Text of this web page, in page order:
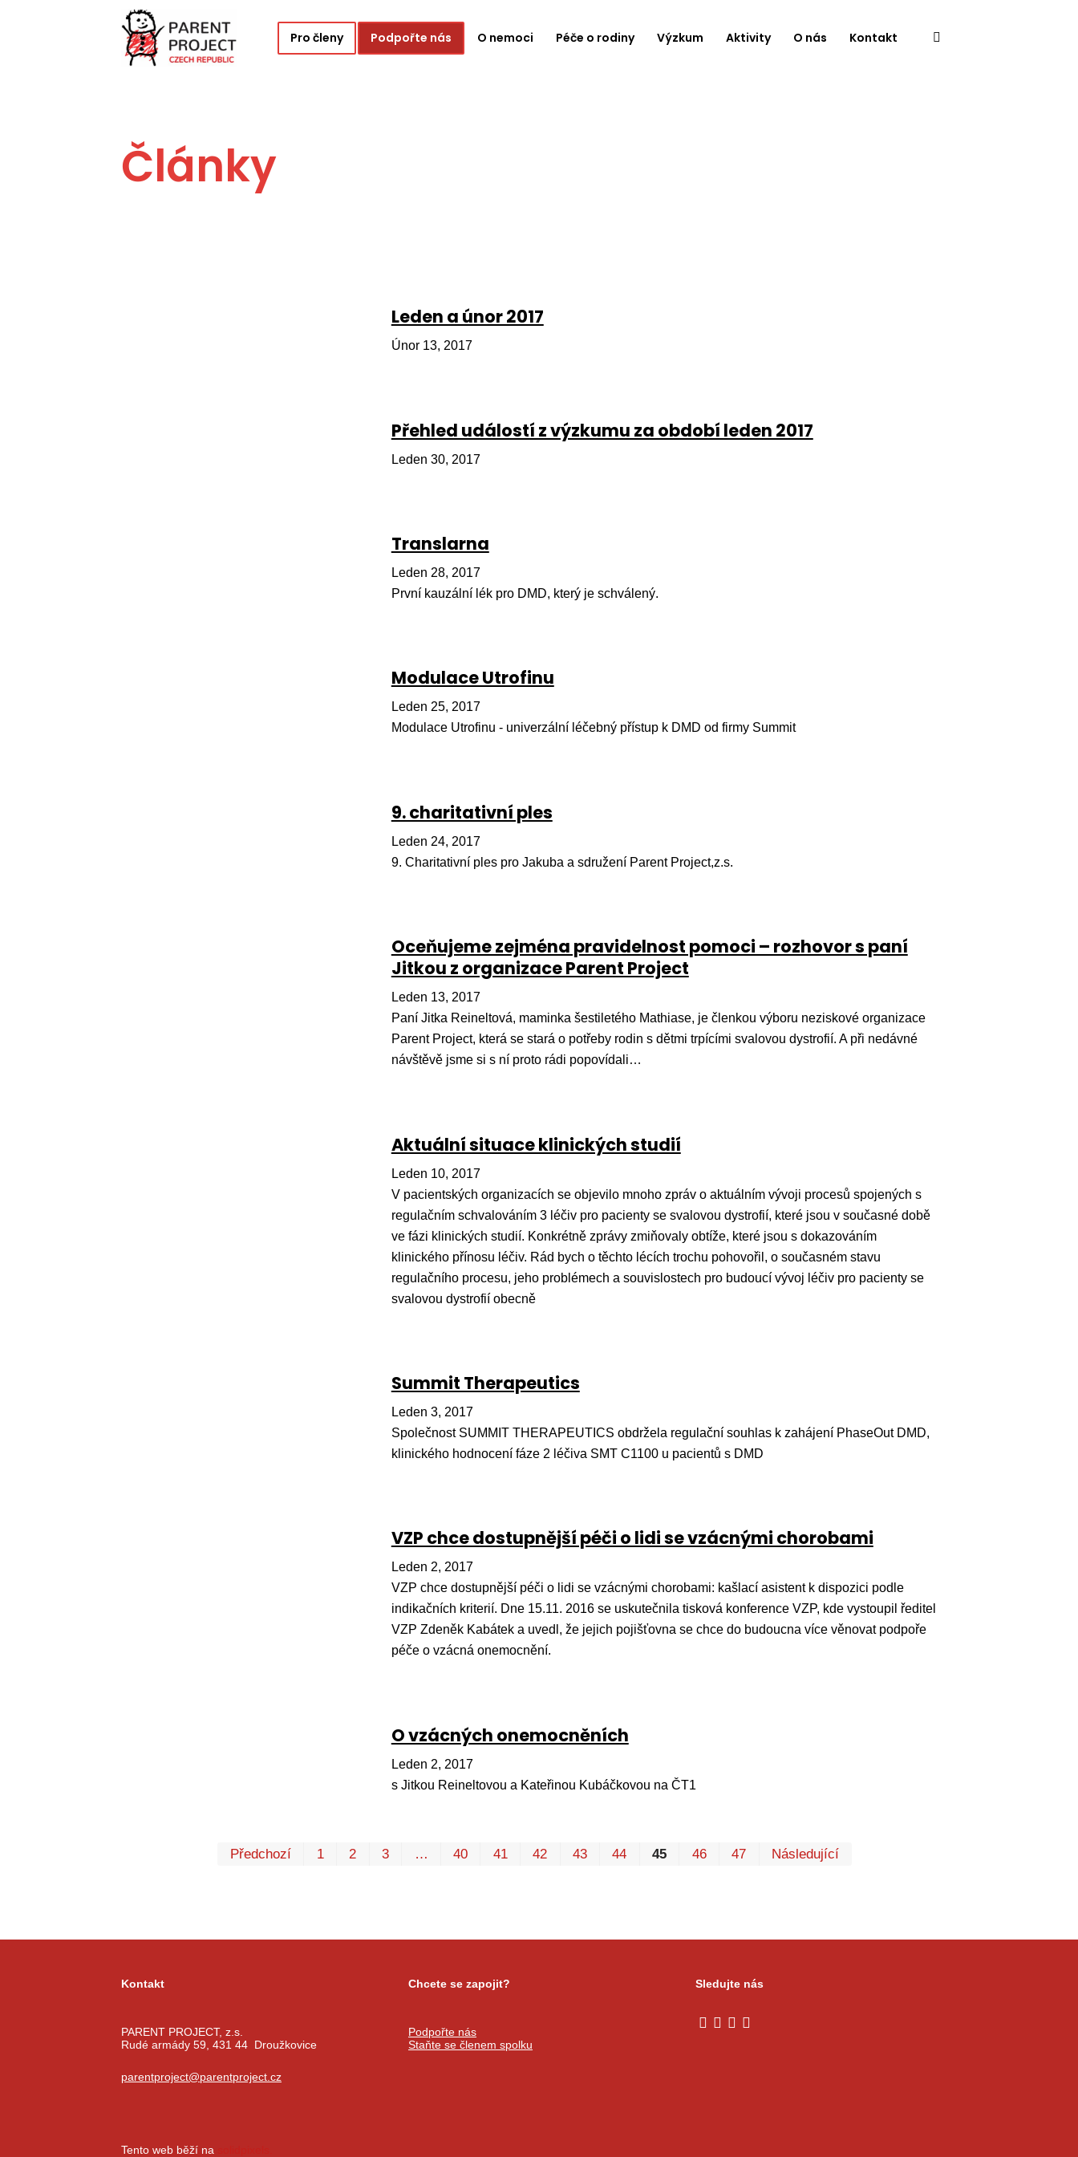
Pro členy Podpořte nás O nemoci Péče o rodiny Výzkum Aktivity O nás Kontakt
Články
Leden a únor 2017
Únor 13, 2017
Přehled událostí z výzkumu za období leden 2017
Leden 30, 2017
Translarna
Leden 28, 2017
První kauzální lék pro DMD, který je schválený.
Modulace Utrofinu
Leden 25, 2017
Modulace Utrofinu - univerzální léčebný přístup k DMD od firmy Summit
9. charitativní ples
Leden 24, 2017
9. Charitativní ples pro Jakuba a sdružení Parent Project,z.s.
Oceňujeme zejména pravidelnost pomoci – rozhovor s paní
Jitkou z organizace Parent Project
Leden 13, 2017
Paní Jitka Reineltová, maminka šestiletého Mathiase, je členkou výboru neziskové organizace
Parent Project, která se stará o potřeby rodin s dětmi trpícími svalovou dystrofií. A při nedávné
návštěvě jsme si s ní proto rádi popovídali…
Aktuální situace klinických studií
Leden 10, 2017
V pacientských organizacích se objevilo mnoho zpráv o aktuálním vývoji procesů spojených s
regulačním schvalováním 3 léčiv pro pacienty se svalovou dystrofií, které jsou v současné době
ve fázi klinických studií. Konkrétně zprávy zmiňovaly obtíže, které jsou s dokazováním
klinického přínosu léčiv. Rád bych o těchto lécích trochu pohovořil, o současném stavu
regulačního procesu, jeho problémech a souvislostech pro budoucí vývoj léčiv pro pacienty se
svalovou dystrofií obecně
Summit Therapeutics
Leden 3, 2017
Společnost SUMMIT THERAPEUTICS obdržela regulační souhlas k zahájení PhaseOut DMD,
klinického hodnocení fáze 2 léčiva SMT C1100 u pacientů s DMD
VZP chce dostupnější péči o lidi se vzácnými chorobami
Leden 2, 2017
VZP chce dostupnější péči o lidi se vzácnými chorobami: kašlací asistent k dispozici podle
indikačních kriterií. Dne 15.11. 2016 se uskutečnila tisková konference VZP, kde vystoupil ředitel
VZP Zdeněk Kabátek a uvedl, že jejich pojišťovna se chce do budoucna více věnovat podpoře
péče o vzácná onemocnění.
O vzácných onemocněních
Leden 2, 2017
s Jitkou Reineltovou a Kateřinou Kubáčkovou na ČT1
Předchozí 1 2 3 … 40 41 42 43 44 45 46 47 Následující
Kontakt
PARENT PROJECT, z.s.
Rudé armády 59, 431 44 Droužkovice
parentproject@parentproject.cz
Chcete se zapojit?
Podpořte nás
Staňte se členem spolku
Sledujte nás
Tento web běží na